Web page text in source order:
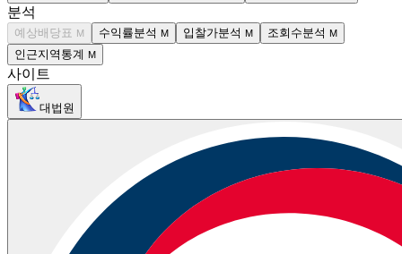
분석
예상배당표 M 수익률분석 M 입찰가분석 M 조회수분석 M
인근지역통계 M
사이트
대법원